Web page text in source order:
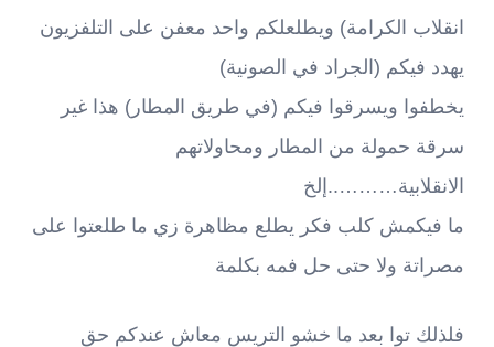
انقلاب الكرامة) ويطلعلكم واحد معفن على التلفزيون
يهدد فيكم (الجراد في الصونية)
يخطفوا ويسرقوا فيكم (في طريق المطار) هذا غير
سرقة حمولة من المطار ومحاولاتهم
الانقلابية………..إلخ
ما فيكمش كلب فكر يطلع مظاهرة زي ما طلعتوا على
مصراتة ولا حتى حل فمه بكلمة
فلذلك توا بعد ما خشو التريس معاش عندكم حق